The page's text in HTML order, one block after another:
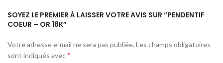
SOYEZ LE PREMIER À LAISSER VOTRE AVIS SUR “PENDENTIF
COEUR – OR 18K”
Votre adresse e-mail ne sera pas publiée.Les champs obligatoires
sont indiqués avec*